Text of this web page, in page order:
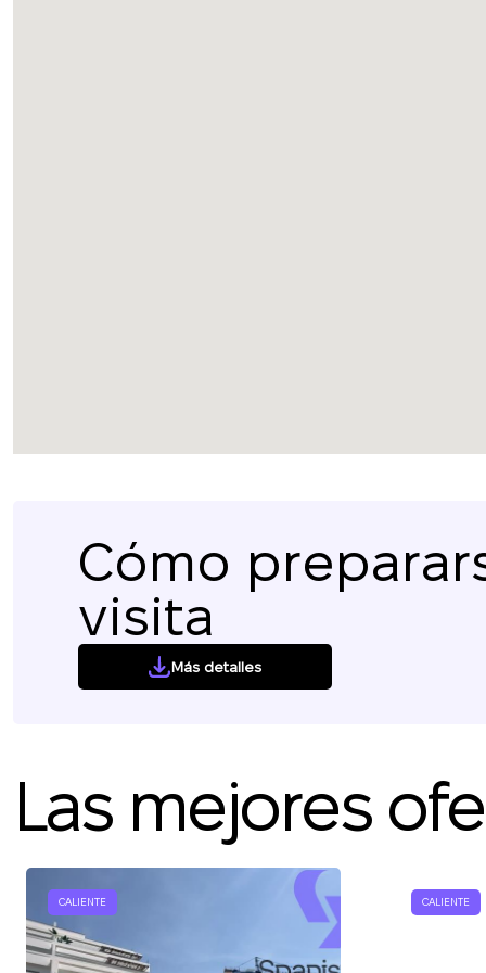
Cómo
visita
Más detalles
Las mejores
CALIENTE CALIENTE